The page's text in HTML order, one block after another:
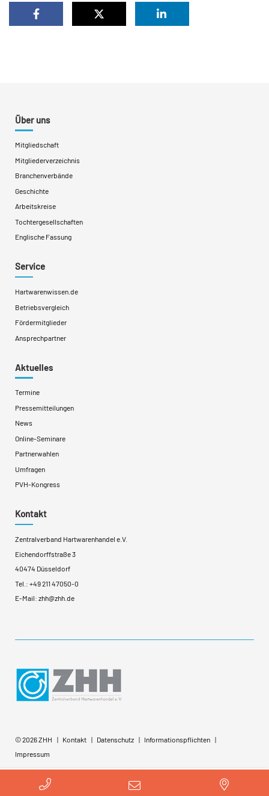
Über uns
Mitgliedschaft
Mitgliederverzeichnis
Branchenverbände
Geschichte
Arbeitskreise
Tochtergesellschaften
Englische Fassung
Service
Hartwarenwissen.de
Betriebsvergleich
Fördermitglieder
Ansprechpartner
Aktuelles
Termine
Pressemitteilungen
News
Online-Seminare
Partnerwahlen
Umfragen
PVH-Kongress
Kontakt
Zentralverband Hartwarenhandel e.V.
Eichendorffstraße 3
40474 Düsseldorf
Tel.: +49 211 47050-0
E-Mail: zhh@zhh.de
© 2026 ZHH Kontakt Datenschutz
Informationspflichten
Impressum